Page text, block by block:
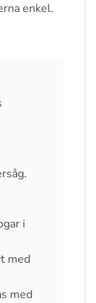
enkel.
i
med
med